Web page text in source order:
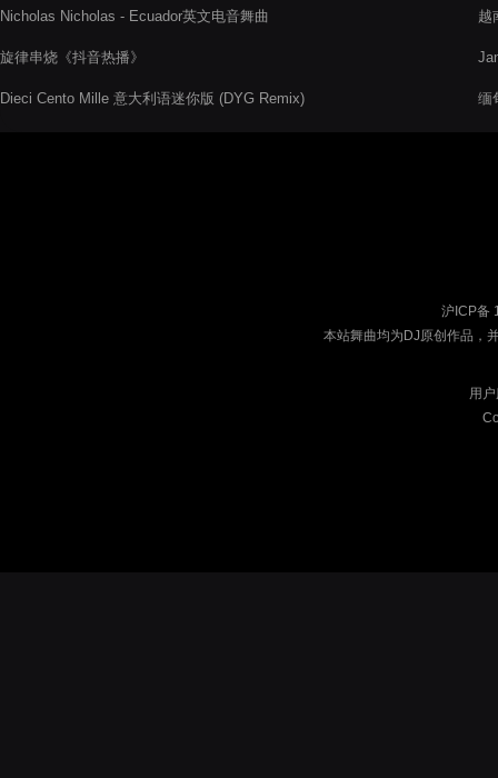
Nicholas Nicholas - Ecuador英文电音舞曲
旋律串烧《抖音热播》
Dieci Cento Mille 意大利语迷你版 (DYG Remix)
越
缅
沪ICP备
本站舞曲均为DJ原创作品，
用